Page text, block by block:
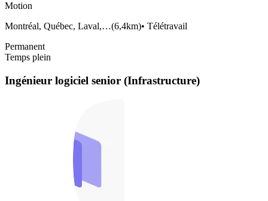
Motion
Montréal, Québec, Laval,…(6,4km)• Télétravail
Permanent
Temps plein
Ingénieur logiciel senior (Infrastructure)